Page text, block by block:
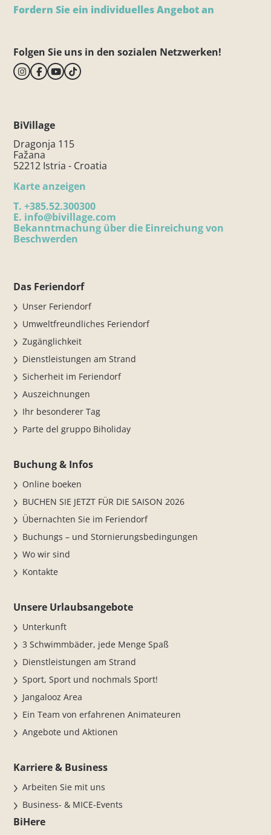
Fordern Sie ein individuelles Angebot an
Folgen Sie uns in den sozialen Netzwerken!
BiVillage
Dragonja 115
Fažana
52212 Istria - Croatia
Karte anzeigen
T. +385.52.300300
E. info@bivillage.com
Bekanntmachung über die Einreichung von
Beschwerden
Das Feriendorf
Unser Feriendorf
Umweltfreundliches Feriendorf
Zugänglichkeit
Dienstleistungen am Strand
Sicherheit im Feriendorf
Auszeichnungen
Ihr besonderer Tag
Parte del gruppo Biholiday
Buchung & Infos
Online boeken
BUCHEN SIE JETZT FÜR DIE SAISON 2026
Übernachten Sie im Feriendorf
Buchungs – und Stornierungsbedingungen
Wo wir sind
Kontakte
Unsere Urlaubsangebote
Unterkunft
3 Schwimmbäder, jede Menge Spaß
Dienstleistungen am Strand
Sport, Sport und nochmals Sport!
Jangalooz Area
Ein Team von erfahrenen Animateuren
Angebote und Aktionen
Karriere & Business
Arbeiten Sie mit uns
Business- & MICE-Events
BiHere